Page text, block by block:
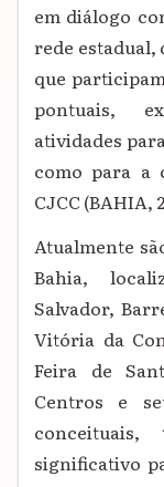
em diálogo
rede estadual,
que
pontuais,
atividades
como para a
CJCC (BAHIA,
Atualmente
Bahia,
Salvador,
Vitória da
Feira de
Centros e
significativo